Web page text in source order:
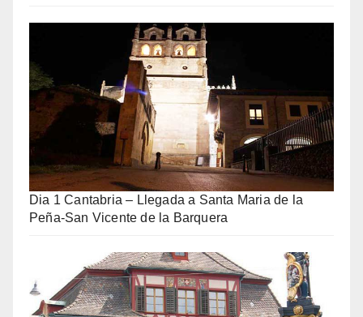
Dia 1 Cantabria – Llegada a Santa Maria de la
Peña-San Vicente de la Barquera